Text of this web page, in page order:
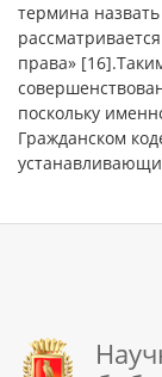
термина
права»
поскольку
Гражданском